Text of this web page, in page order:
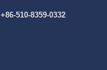
+86-510-8359-0332